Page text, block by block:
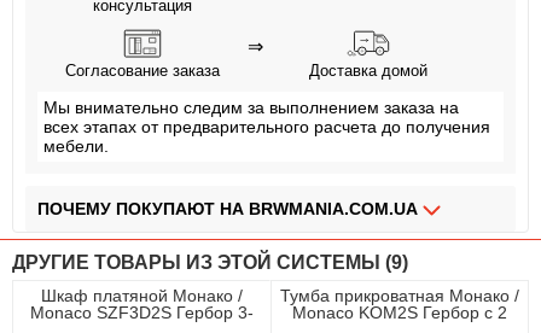
консультация
Согласование заказа
⇒
Доставка домой
Мы внимательно следим за выполнением заказа на
всех этапах от предварительного расчета до получения
мебели.
ПОЧЕМУ ПОКУПАЮТ НА BRWMANIA.COM.UA
ДОСТАВКА ЗА 2 ДНЯ
ПЛАТИ АВАНС, А ОСТАЛЬНОЕ ПРИ ПОЛУЧЕНИИ
ДРУГИЕ ТОВАРЫ ИЗ ЭТОЙ СИСТЕМЫ (9)
Шкаф платяной Монако /
Monaco SZF3D2S Гербор 3-
Тумба прикроватная Монако /
Monaco KOM2S Гербор с 2